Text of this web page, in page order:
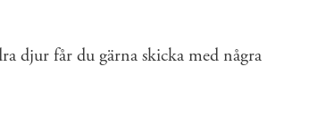
djur får du gärna skicka med några